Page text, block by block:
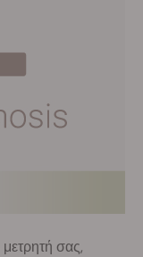
μετρητή σας,